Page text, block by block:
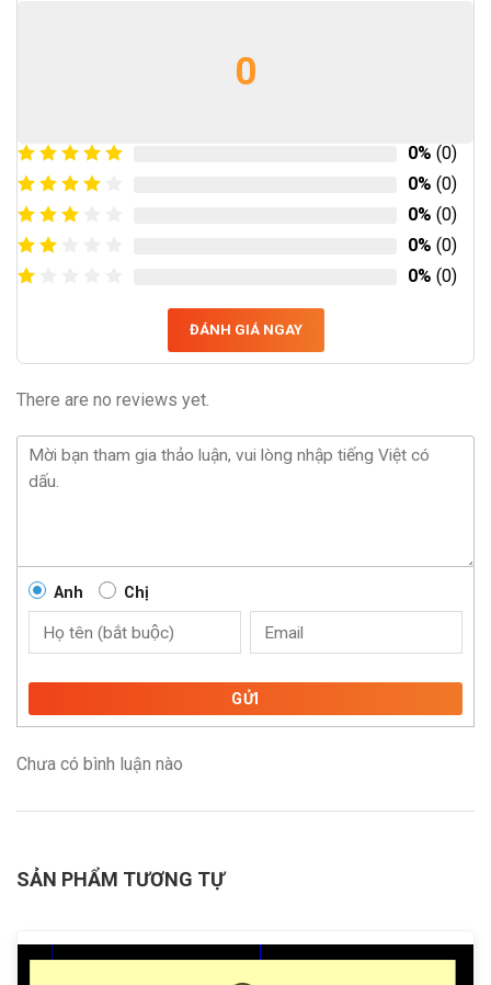
0
0% (0)
0% (0)
0% (0)
0% (0)
0% (0)
ĐÁNH GIÁ NGAY
There are no reviews yet.
Anh Chị
GỬI
Chưa có bình luận nào
SẢN PHẨM TƯƠNG TỰ